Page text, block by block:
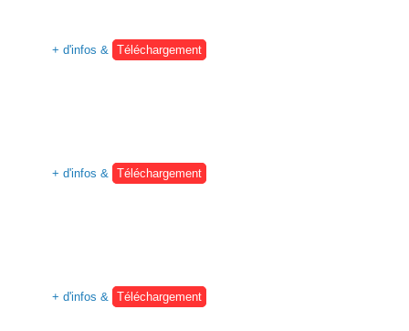
+ d'infos & Téléchargement
+ d'infos &
Téléchargement
+ d'infos &
Téléchargement